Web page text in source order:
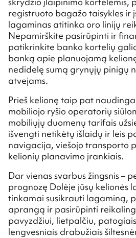
registruoto bagažo taisykles ir
lagaminas atitinka oro linijų
Nepamirškite pasirūpinti ir
patikrinkite banko kortelių
banką apie planuojamą
nedidelę sumą grynųjų pinigų
atvejams.
Prieš kelionę taip pat
mobiliojo ryšio operatorių
mobiliųjų duomenų tarifais
išvengti netikėtų išlaidų ir leis
navigacija, viešojo transporto
kelionių planavimo įrankiais.
Dar vienas svarbus žingsnis –
prognozę Dolėje jūsų kelionės
tinkamai susikrauti lagaminą,
aprangą ir pasirūpinti
pavyzdžiui, lietpalčiu,
lengvesniais drabužiais